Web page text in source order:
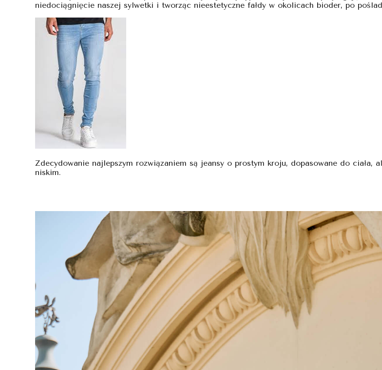
niedociągnięcie naszej sylwetki i tworząc nieestetyczne fałdy w okolicach bioder, po
Zdecydowanie najlepszym rozwiązaniem są jeansy o prostym kroju, dopasowane do
niskim.